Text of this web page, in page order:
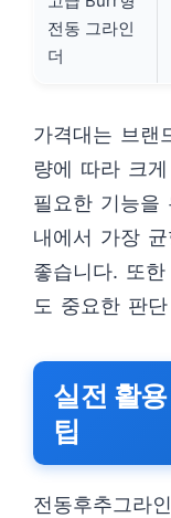
전동 그라인
더
가격대는 브랜
량에 따라 크
필요한 기능을
내에서 가장
좋습니다. 또
도 중요한 판
실전 활
팁
전동후추그라